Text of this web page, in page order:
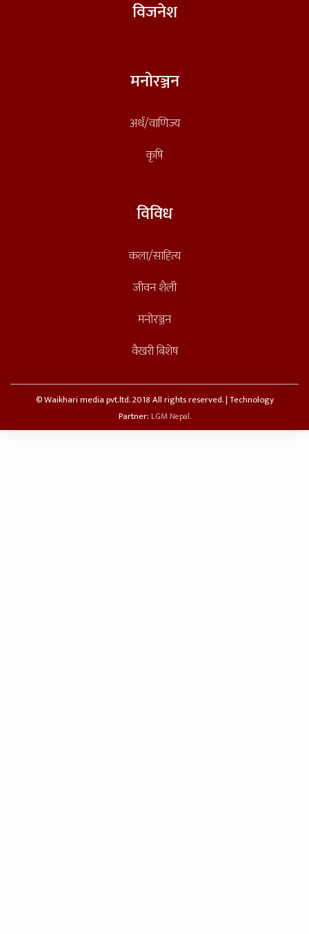
विजनेश
मनोरञ्जन
अर्थ/वाणिज्य
कृषि
विविध
कला/साहित्य
जीवन शैली
मनोरञ्जन
वैखरी बिशेष
© Waikhari media pvt.ltd. 2018 All rights reserved. | Technology
Partner: LGM Nepal.